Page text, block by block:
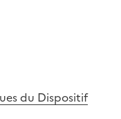
du Dispositif